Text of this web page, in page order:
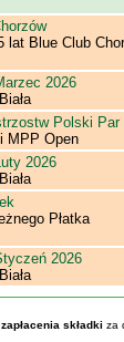
lat Blue Club
2026
Polski Par
MPP Open
2026
Płatka
2026
składki za